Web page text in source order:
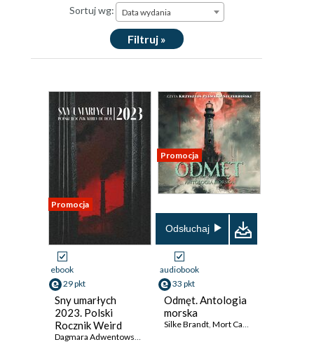
Sortuj wg: Data wydania
Filtruj »
Promocja
ebook
29 pkt
Sny umarłych
2023. Polski
Rocznik Weird
Fiction
Dagmara Adwentowska
Promocja
Odsłuchaj
audiobook
33 pkt
Odmęt. Antologia
morska
Silke Brandt, Mort Castle